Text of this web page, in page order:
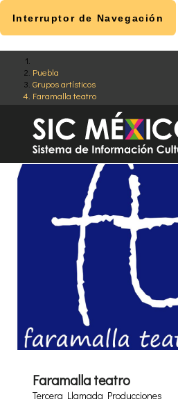
Puebla
Grupos artísticos
Faramalla teatro
Interruptor de Navegación
Faramalla teatro
Tercera Llamada Producciones